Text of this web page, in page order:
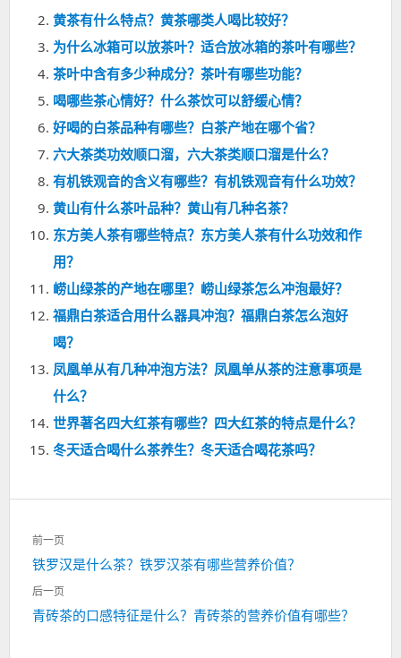
黄茶有什么特点？黄茶哪类人喝比较好？
为什么冰箱可以放茶叶？适合放冰箱的茶叶有哪些？
茶叶中含有多少种成分？茶叶有哪些功能？
喝哪些茶心情好？什么茶饮可以舒缓心情？
好喝的白茶品种有哪些？白茶产地在哪个省？
六大茶类功效顺口溜，六大茶类顺口溜是什么？
有机铁观音的含义有哪些？有机铁观音有什么功效？
黄山有什么茶叶品种？黄山有几种名茶？
东方美人茶有哪些特点？东方美人茶有什么功效和作
用？
崂山绿茶的产地在哪里？崂山绿茶怎么冲泡最好？
福鼎白茶适合用什么器具冲泡？福鼎白茶怎么泡好
喝？
凤凰单从有几种冲泡方法？凤凰单从茶的注意事项是
什么？
世界著名四大红茶有哪些？四大红茶的特点是什么？
冬天适合喝什么茶养生？冬天适合喝花茶吗？
文
章
导
航
前一页
上
一
铁罗汉是什么茶？铁罗汉茶有哪些营养价值？
后一页
下
青砖茶的口感特征是什么？青砖茶的营养价值有哪些？